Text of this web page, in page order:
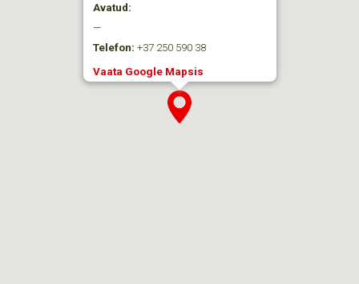
Avatud:
—
Telefon: +37 250 590 38
Vaata Google Mapsis